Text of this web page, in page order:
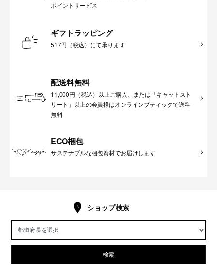
ポイントサービス
ギフトラッピング
517円（税込）にて承ります
配送料無料
11,000円（税込）以上ご購入、または「キャットスト
リート」以上の会員様はオンラインブティックで送料
無料
ECO梱包
サステナブルな梱包資材でお届けします
ショップ検索
検索